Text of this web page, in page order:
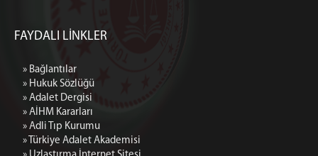
FAYDALI LİNKLER
» Bağlantılar
» Hukuk Sözlüğü
» Adalet Dergisi
» AİHM Kararları
» Adli Tıp Kurumu
» Türkiye Adalet Akademisi